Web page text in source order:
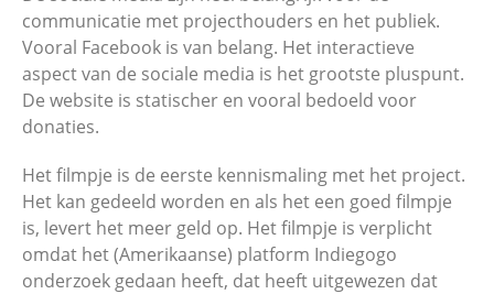
communicatie met projecthouders en het publiek.
Vooral Facebook is van belang. Het interactieve
aspect van de sociale media is het grootste pluspunt.
De website is statischer en vooral bedoeld voor
donaties.
Het filmpje is de eerste kennismaling met het project.
Het kan gedeeld worden en als het een goed filmpje
is, levert het meer geld op. Het filmpje is verplicht
omdat het (Amerikaanse) platform Indiegogo
onderzoek gedaan heeft, dat heeft uitgewezen dat